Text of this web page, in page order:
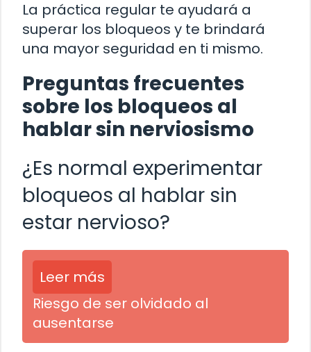
La práctica regular te ayudará a
superar los bloqueos y te brindará
una mayor seguridad en ti mismo.
Preguntas frecuentes
sobre los bloqueos al
hablar sin nerviosismo
¿Es normal experimentar
bloqueos al hablar sin
estar nervioso?
Leer más
Riesgo de ser olvidado al
ausentarse